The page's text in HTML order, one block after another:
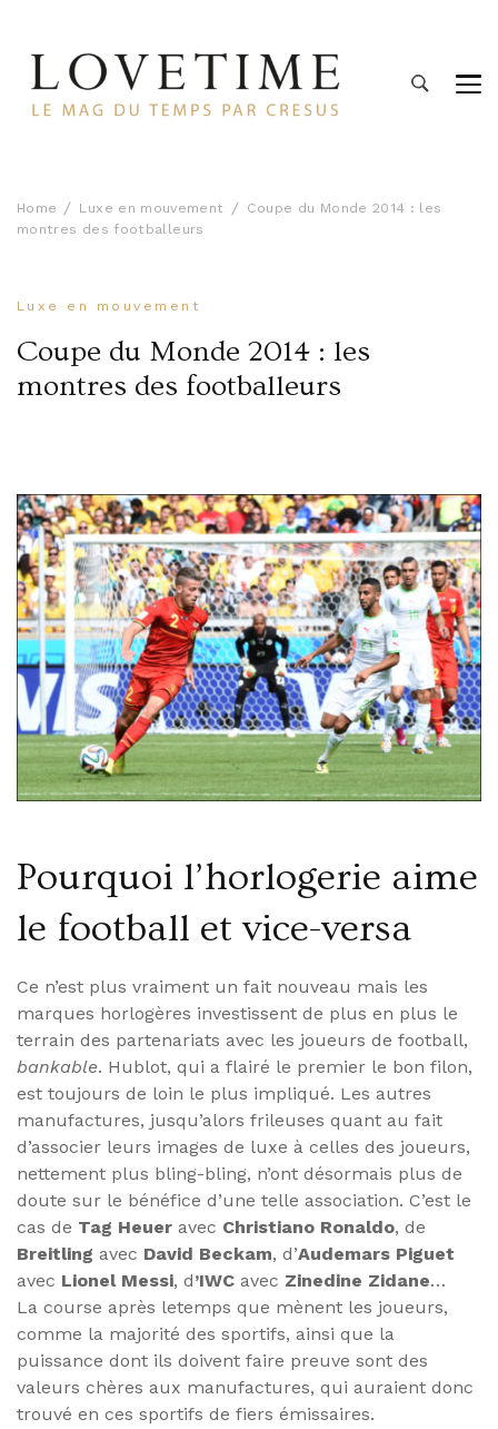
Home Luxe en mouvement
Coupe du Monde 2014 : les
montres des footballeurs
Luxe en mouvement
Coupe du Monde 2014 : les
montres des footballeurs
Pourquoi l’horlogerie aime
le football et vice-versa
Ce n’est plus vraiment un fait nouveau mais les
marques horlogères investissent de plus en plus le
terrain des partenariats avec les joueurs de football,
bankable. Hublot, qui a flairé le premier le bon filon,
est toujours de loin le plus impliqué. Les autres
manufactures, jusqu’alors frileuses quant au fait
d’associer leurs images de luxe à celles des joueurs,
nettement plus bling-bling, n’ont désormais plus de
doute sur le bénéfice d’une telle association. C’est le
cas de Tag Heuer avec Christiano Ronaldo, de
Breitling avec David Beckam, d’Audemars Piguet
avec Lionel Messi, d’IWC avec Zinedine Zidane…
La course après letemps que mènent les joueurs,
comme la majorité des sportifs, ainsi que la
puissance dont ils doivent faire preuve sont des
valeurs chères aux manufactures, qui auraient donc
trouvé en ces sportifs de fiers émissaires.